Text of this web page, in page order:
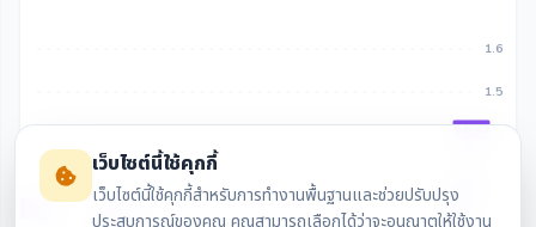
1.6
1.5
1.25
1.3
1.43
เว็บไซต์นี้ใช้คุกกี้
เว็บไซต์นี้ใช้คุกกี้สำหรับการทำงานพื้นฐานและช่วยปรับปรุง
ประสบการณ์ของคุณ คุณสามารถเลือกได้ว่าจะอนุญาตให้ใช้งาน